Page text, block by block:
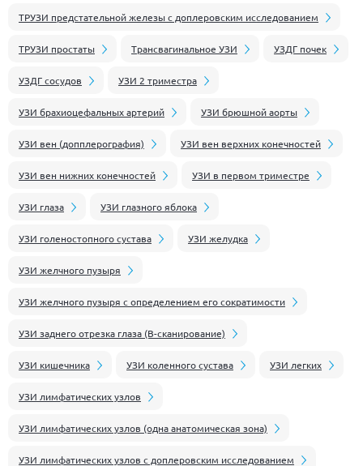
ТРУЗИ предстательной железы с доплеровским исследованием
ТРУЗИ простаты Трансвагинальное УЗИ УЗДГ почек
УЗДГ сосудов УЗИ 2 триместра
УЗИ брахиоцефальных артерий УЗИ брюшной аорты
УЗИ вен (допплерография) УЗИ вен верхних конечностей
УЗИ вен нижних конечностей УЗИ в первом триместре
УЗИ глаза УЗИ глазного яблока
УЗИ голеностопного сустава УЗИ желудка
УЗИ желчного пузыря
УЗИ желчного пузыря с определением его сократимости
УЗИ заднего отрезка глаза (В-сканирование)
УЗИ кишечника УЗИ коленного сустава УЗИ легких
УЗИ лимфатических узлов
УЗИ лимфатических узлов (одна анатомическая зона)
УЗИ лимфатических узлов с доплеровским исследованием